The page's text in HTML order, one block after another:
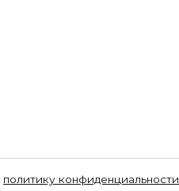
политику конфиденциальности